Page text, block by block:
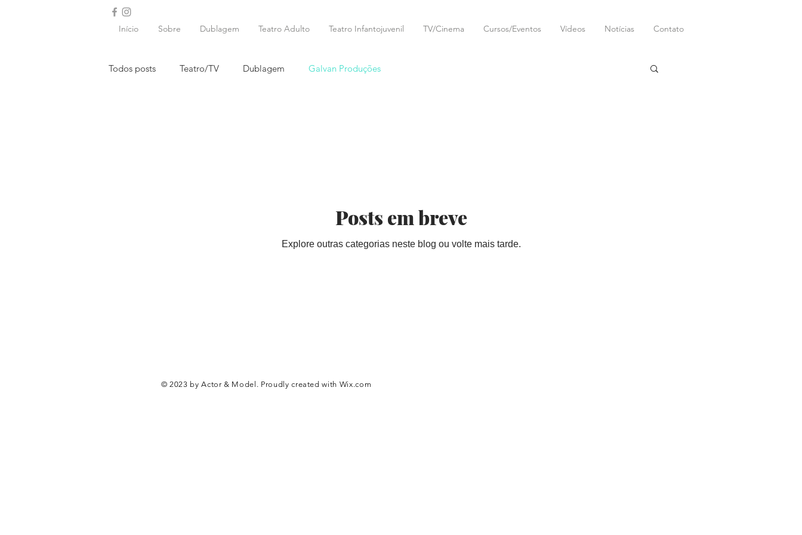
Início Sobre Dublagem Teatro Adulto Teatro Infantojuvenil TV/Cinema Cursos/Eventos Vídeos Notícias Contato
Todos posts Teatro/TV Dublagem Galvan Produções
Posts em breve
Explore outras categorias neste blog ou volte mais tarde.
© 2023 by Actor & Model. Proudly created with Wix.com